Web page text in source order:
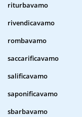
riturbavamo
rivendicavamo
rombavamo
saccarificavamo
salificavamo
saponificavamo
sbarbavamo